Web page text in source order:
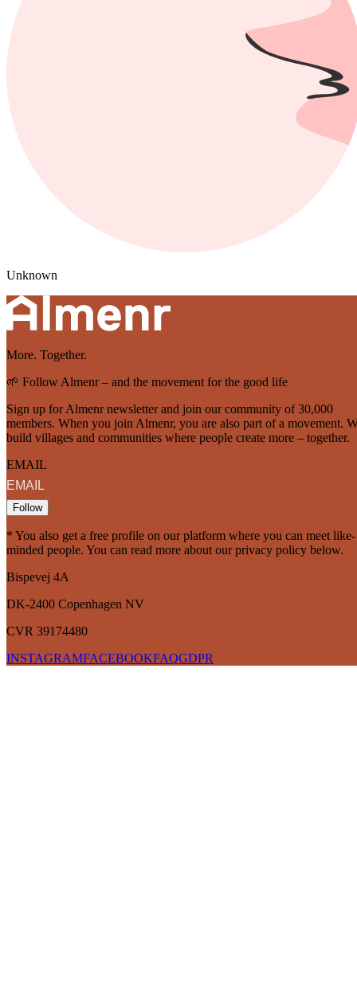
Unknown
More. Together.
🌱 Follow Almenr – and the movement for the good life
Sign up for Almenr newsletter and join our community of 30,000
members. When you join Almenr, you are also part of a movement.
build villages and communities where people create more – together.
EMAIL
Follow
* You also get a free profile on our platform where you can meet like-
minded people. You can read more about our privacy policy below.
Bispevej 4A
DK-2400 Copenhagen NV
CVR 39174480
INSTAGRAMFACEBOOKFAQGDPR